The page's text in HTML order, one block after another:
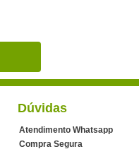
Dúvidas
Atendimento Whatsapp
Compra Segura